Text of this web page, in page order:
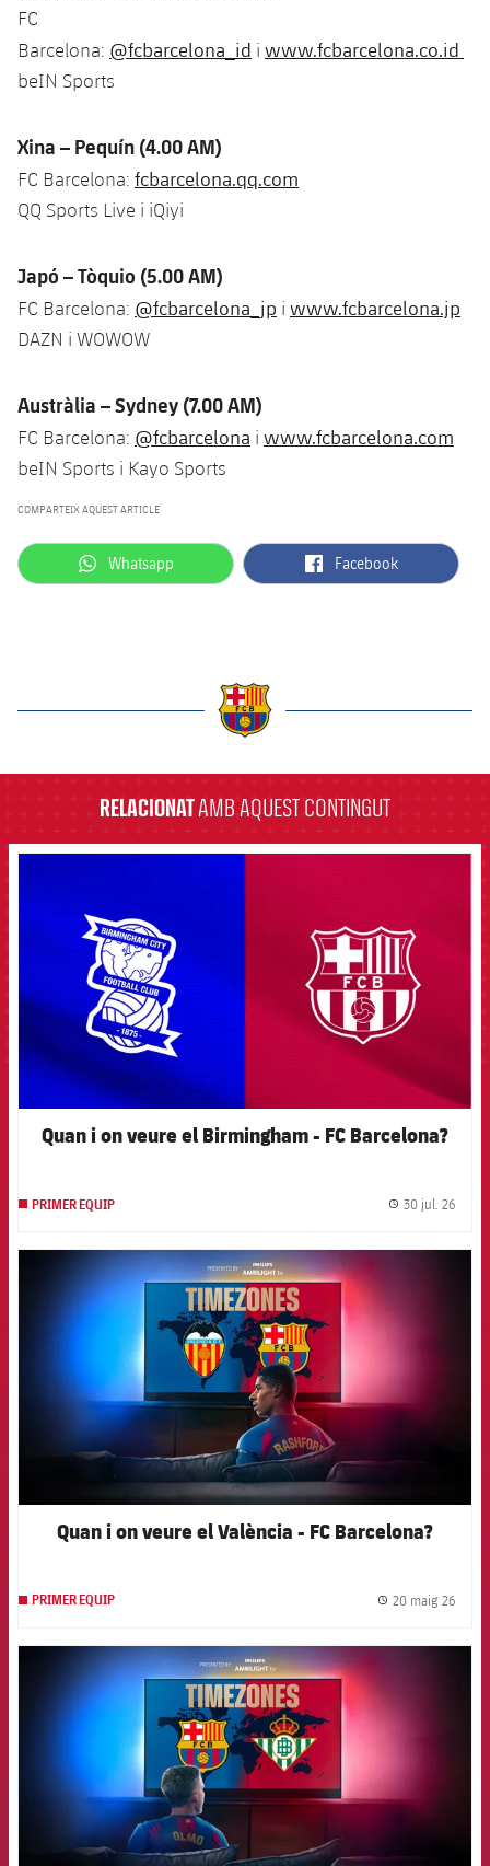
FC
Barcelona: @fcbarcelona_id i www.fcbarcelona.co.id
beIN Sports
Xina – Pequín (4.00 AM)
FC Barcelona: fcbarcelona.qq.com
QQ Sports Live i iQiyi
Japó – Tòquio (5.00 AM)
FC Barcelona: @fcbarcelona_jp i www.fcbarcelona.jp
DAZN i WOWOW
Austràlia – Sydney (7.00 AM)
FC Barcelona: @fcbarcelona i www.fcbarcelona.com
beIN Sports i Kayo Sports
COMPARTEIX AQUEST ARTICLE
label.aria.whatsapp
Whatsapp label.aria.facebook
Facebook
RELACIONATAMB AQUEST CONTINGUT
Quan i on veure el Birmingham - FC Barcelona?
PRIMER EQUIP 30 jul. 26
FCB Barcelona badge
Quan i on veure el València - FC Barcelona?
PRIMER EQUIP 20 maig 26
FCB Barcelona badge